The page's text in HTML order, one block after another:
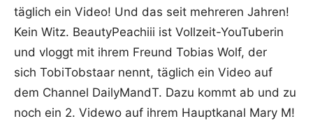
täglich ein Video! Und das seit mehreren Jahren!
Kein Witz. BeautyPeachiii ist Vollzeit-YouTuberin
und vloggt mit ihrem Freund Tobias Wolf, der
sich TobiTobstaar nennt, täglich ein Video auf
dem Channel DailyMandT. Dazu kommt ab und zu
noch ein 2. Videwo auf ihrem Hauptkanal Mary M!